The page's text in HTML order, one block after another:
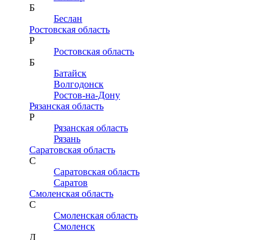
Б
Беслан
Ростовская область
Р
Ростовская область
Б
Батайск
Волгодонск
Ростов-на-Дону
Рязанская область
Р
Рязанская область
Рязань
Саратовская область
С
Саратовская область
Саратов
Смоленская область
С
Смоленская область
Смоленск
Д